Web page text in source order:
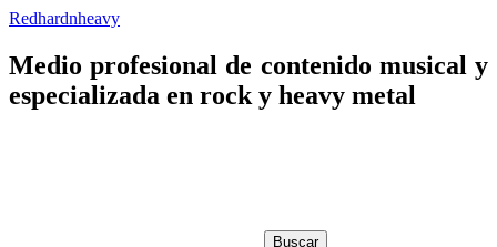
Redhardnheavy
Medio profesional de contenido musical y
especializada en rock y heavy metal